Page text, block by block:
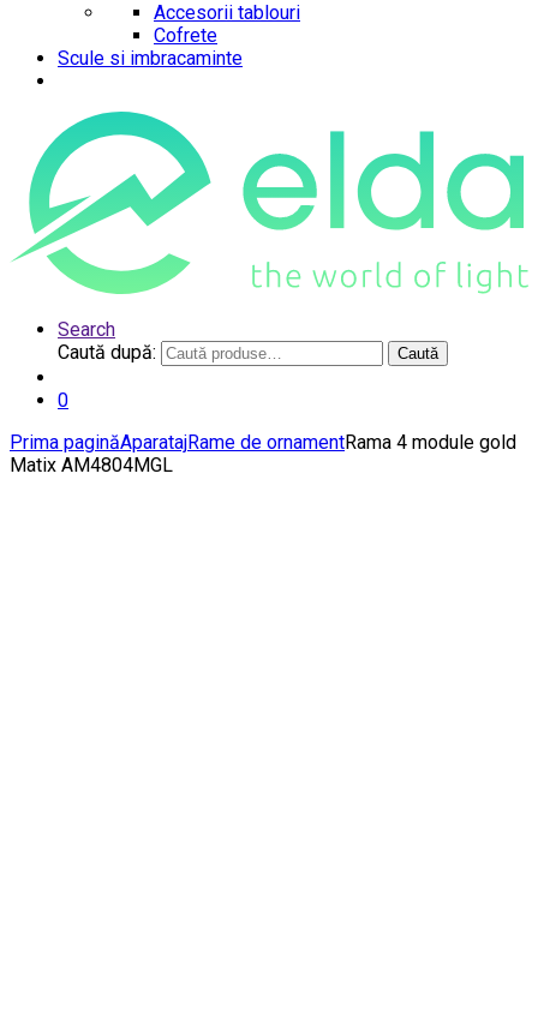
Accesorii tablouri
Cofrete
Scule si imbracaminte
Search
Caută după:
Caută
0
Prima paginăAparatajRame de ornamentRama 4 module gold
Matix AM4804MGL